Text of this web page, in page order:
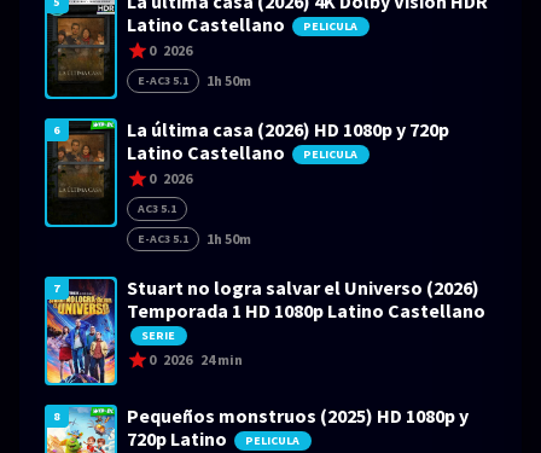
Latino Castellano
PELICULA
0 2026
E-AC3 5.1 1h 50m
6
La última casa (2026) HD 1080p y 720p
Latino Castellano
PELICULA
0 2026
AC3 5.1
E-AC3 5.1
1h 50m
7
Stuart no logra salvar el Universo (2026)
Temporada 1 HD 1080p Latino Castellano
SERIE
0 2026 24 min
8
Pequeños monstruos (2025) HD 1080p y
720p Latino
PELICULA